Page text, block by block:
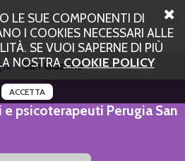
LE SUE COMPONENTI DI
I COOKIES NECESSARI ALLE
SE VUOI SAPERNE DI PIÙ
NOSTRACOOKIE POLICY
ACCETTA
San Giustino
psicoterapeuti Perugia San